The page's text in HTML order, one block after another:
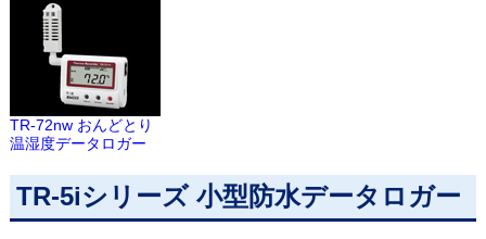
TR-72nw おんどとり
温湿度データロガー
TR-5iシリーズ 小型防水データロガー